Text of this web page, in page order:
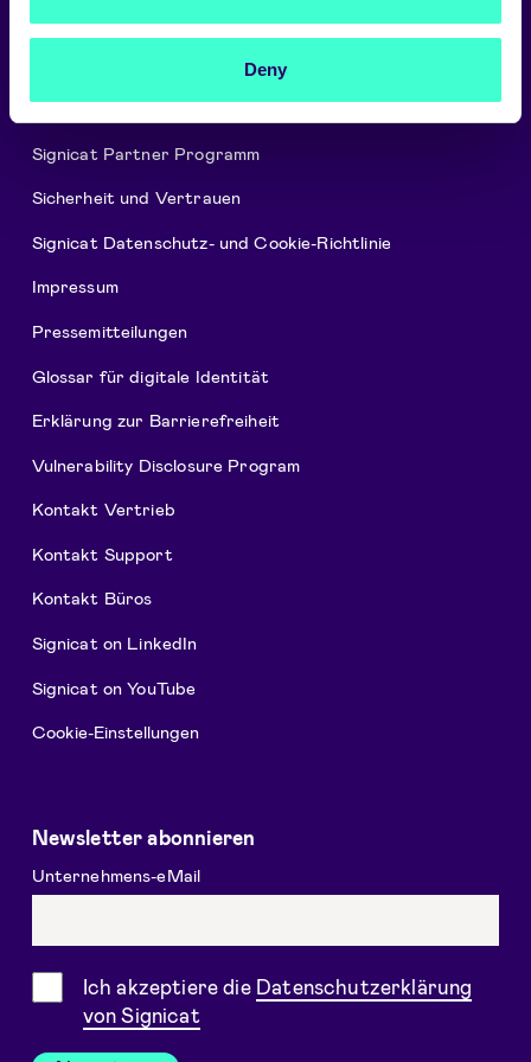
Deny
Karriere
Signicat Partner Programm
Sicherheit und Vertrauen
Signicat Datenschutz- und Cookie-Richtlinie
Impressum
Pressemitteilungen
Glossar für digitale Identität
Erklärung zur Barrierefreiheit
Vulnerability Disclosure Program
Kontakt Vertrieb
Kontakt Support
Kontakt Büros
Signicat on LinkedIn
Signicat on YouTube
Cookie-Einstellungen
Newsletter abonnieren
Unternehmens-eMail
Einwilligung
Ich akzeptiere die Datenschutzerklärung
von Signicat